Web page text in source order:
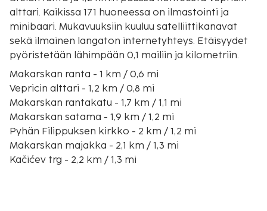
alttari. Kaikissa 171 huoneessa on ilmastointi ja
minibaari. Mukavuuksiin kuuluu satelliittikanavat
sekä ilmainen langaton internetyhteys. Etäisyydet
pyöristetään lähimpään 0,1 mailiin ja kilometriin.
Makarskan ranta - 1 km / 0,6 mi
Vepricin alttari - 1,2 km / 0,8 mi
Makarskan rantakatu - 1,7 km / 1,1 mi
Makarskan satama - 1,9 km / 1,2 mi
Pyhän Filippuksen kirkko - 2 km / 1,2 mi
Makarskan majakka - 2,1 km / 1,3 mi
Kačićev trg - 2,2 km / 1,3 mi